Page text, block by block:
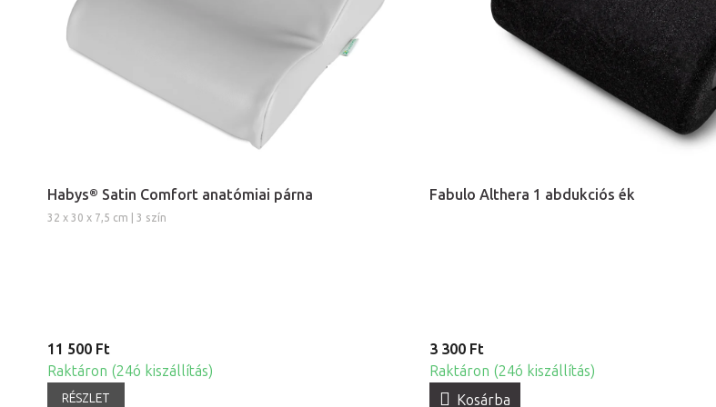
Habys® Satin Comfort anatómiai párna
32 x 30 x 7,5 cm | 3 szín
11 500 Ft
Raktáron (24ó kiszállítás)
RÉSZLET
Fabulo Althera 1 abdukciós ék
3 300 Ft
Raktáron (24ó kiszállítás)
Kosárba